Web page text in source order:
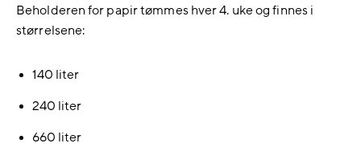
Beholderen for papir tømmes hver 4. uke og finnes i
størrelsene:
140 liter
240 liter
660 liter